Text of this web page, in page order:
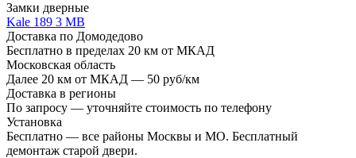
Замки дверные
Kale 189 3 MB
Доставка по Домодедово
Бесплатно в пределах 20 км от МКАД
Московская область
Далее 20 км от МКАД — 50 руб/км
Доставка в регионы
По запросу — уточняйте стоимость по телефону
Установка
Бесплатно — все районы Москвы и МО. Бесплатный
демонтаж старой двери.